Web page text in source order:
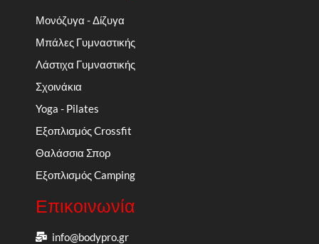
Μονόζυγα - Δίζυγα
Μπάλες Γυμναστικής
Λάστιχα Γυμναστικής
Σχοινάκια
Yoga - Pilates
Εξοπλισμός Crossfit
Θαλάσσια Σπορ
Εξοπλισμός Camping
Επικοινωνία
info@bodypro.gr